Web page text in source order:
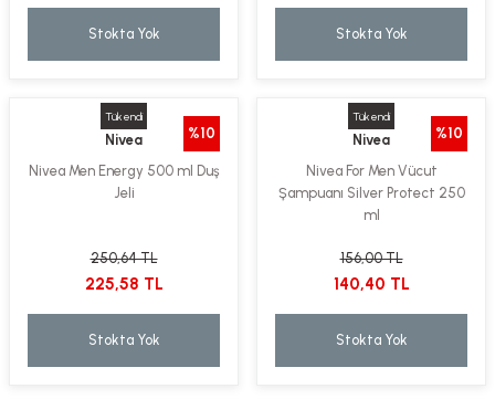
Stokta Yok Stokta Yok
Tükendi
%10
Nivea
Nivea Men Energy 500 ml Duş
Jeli
250,64 TL
225,58 TL
Stokta Yok
Tükendi
%10
Nivea
Nivea For Men Vücut
Şampuanı Silver Protect 250
ml
156,00 TL
140,40 TL
Stokta Yok